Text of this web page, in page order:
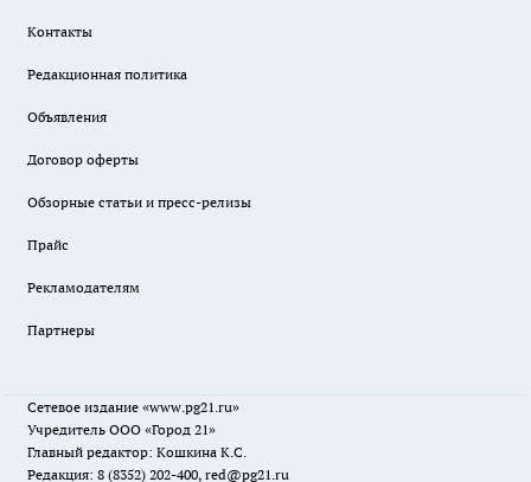
Контакты
Редакционная политика
Объявления
Договор оферты
Обзорные статьи и пресс-релизы
Прайс
Рекламодателям
Партнеры
Сетевое издание «www.pg21.ru»
Учредитель ООО «Город 21»
Главный редактор: Кошкина К.С.
Редакция: 8 (8352) 202-400, red@pg21.ru